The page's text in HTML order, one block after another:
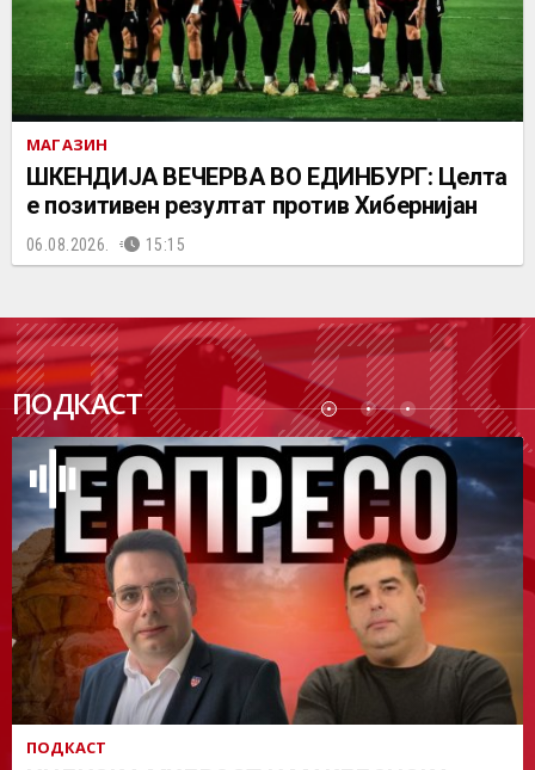
МАГАЗИН
ШКЕНДИЈА ВЕЧЕРВА ВО ЕДИНБУРГ: Целта
е позитивен резултат против Хибернијан
06.08.2026. 15:15
ПОДКАСТ
ПОДК
АСТ
ПОДКАСТ